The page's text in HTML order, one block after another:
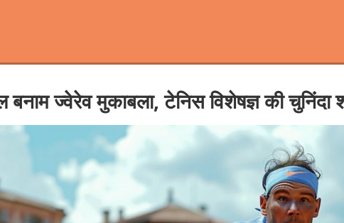
ज्वेरेव मुकाबला, टेनिस विशेषज्ञ की चुनिंदा